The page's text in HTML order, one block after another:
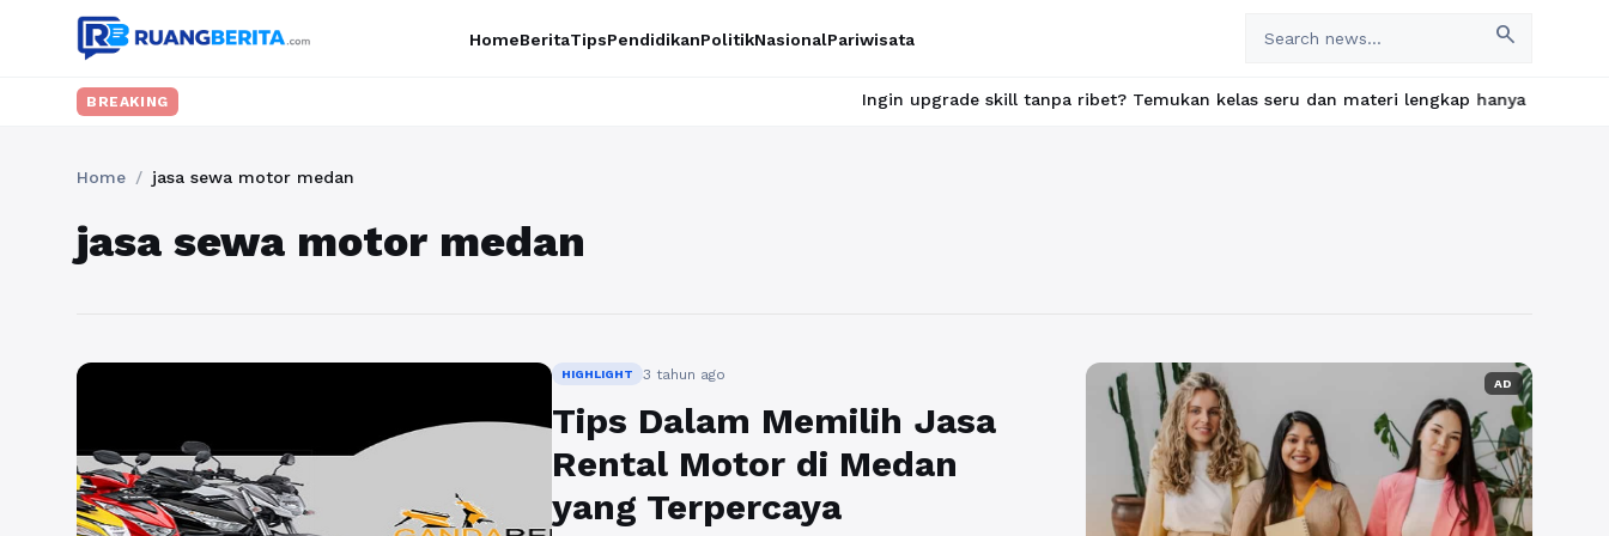
HomeBeritaTipsPendidikanPolitikNasionalPariwisata search
BREAKING Ingin upgrade skill tanpa ribet? Temukan kelas seru dan materi lengkap hanya di
Home / jasa sewa motor medan
jasa sewa motor medan
HIGHLIGHT 3 tahun ago
Tips Dalam Memilih Jasa
Rental Motor di Medan
yang Terpercaya
AD